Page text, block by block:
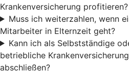
Krankenversicherung profitieren?
Muss ich weiterzahlen, wenn
Mitarbeiter in Elternzeit geht?
Kann ich als Selbstständige
betriebliche
abschließen?